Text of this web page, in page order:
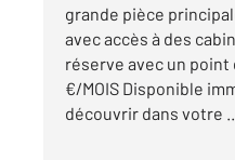
grande pièce
avec accès à des
réserve avec un point
€/MOIS Disponible
découvrir dans votre